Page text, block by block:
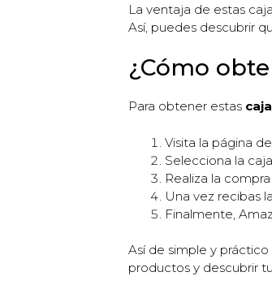
La ventaja de estas
Así, puedes descubrir
¿Cómo
Para obtener estas
Visita la página de
Selecciona la
Realiza la
Una vez recibas
Finalmente,
Así de simple y
productos y descubrir